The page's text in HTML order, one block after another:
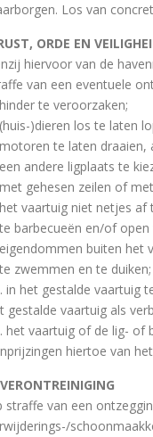
Los van
ORDE EN
hiervoor van de
van een eventuele
te veroorzaken;
)dieren los te laten
te laten draaien,
andere ligplaats te
gehesen zeilen of
vaartuig niet netjes
barbecueën en/of open
buiten het
zwemmen en te duiken;
in het gestalde vaartuig
gestalde vaartuig als
het vaartuig of de lig- of
hiertoe van
straffe van een